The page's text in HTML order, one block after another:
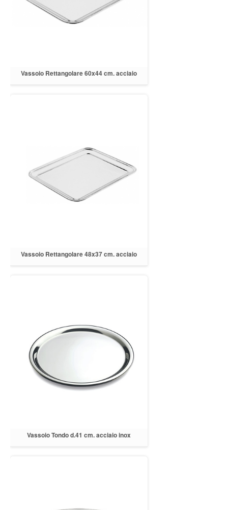
Vassoio Rettangolare 60x44 cm. acciaio
Vassoio Rettangolare 48x37 cm. acciaio
Vassoio Tondo d.41 cm. acciaio inox